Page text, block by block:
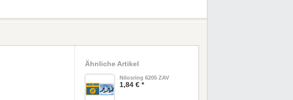
Ähnliche Artikel
Nilosring 6205 ZAV
1,84 € *